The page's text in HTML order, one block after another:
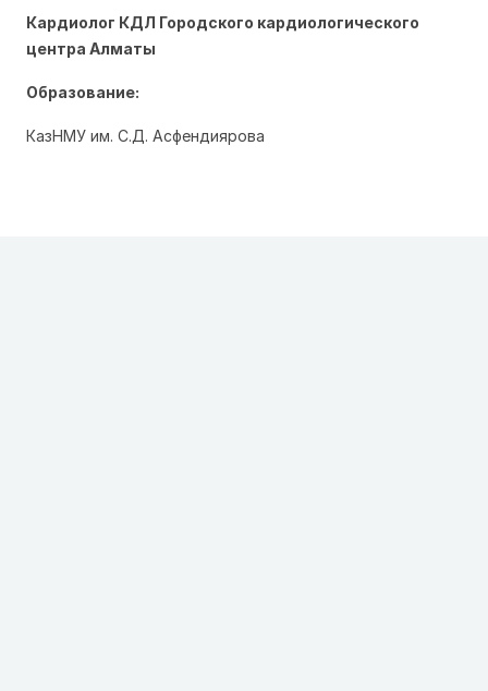
Кардиолог КДЛ Городского кардиологического
центра Алматы
Образование:
КазНМУ им. С.Д. Асфендиярова